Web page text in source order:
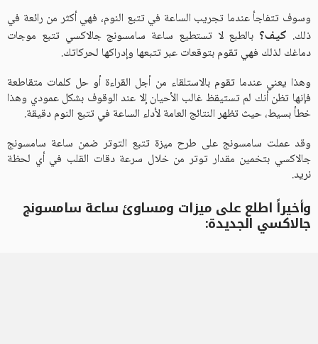
وسوف تتفاجأ عندما تجريب الساعة في تتبع النوم، فهي أكثر من رائعة في
ذلك. كيف؟ بالطبع لا تستطيع ساعة سامسونج جالاكسي تتبع موجات
دماغك لذلك فهي تقوم بتوقعات عبر تتبعها وإدراكها لحركاتك.
وهذا يعني عندما تقوم بالاستلقاء من أجل القراءة أو حل كلمات متقاطعة
فإنها تظن أنك لم تستيقظ غالب الأحيان إلا عند الوقوف بشكل عمودي وهذا
خطأ بسيط، حيث تظهر النتائج العامة لأداء الساعة في تتبع النوم دقيقة.
وقد عملت سامسونج على طرح ميزة تتبع التوتر ضمن ساعة سامسونج
جالاكسي بتخمين مقدار توتر من خلال سرعة دقات القلب في أي لحظة
نريد.
وأخيراً اطلع على ميزات ومساوئ ساعة سامسونج
جالاكسي الجديدة: